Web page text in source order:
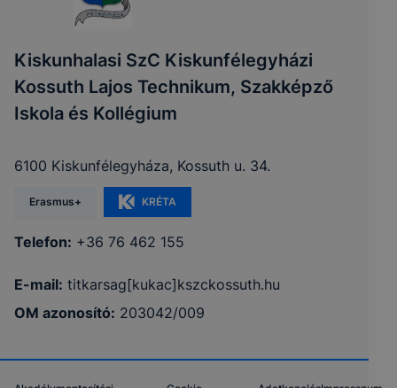
Kiskunhalasi SzC Kiskunfélegyházi
Kossuth Lajos Technikum, Szakképző
Iskola és Kollégium
6100 Kiskunfélegyháza, Kossuth u. 34.
Erasmus+ KRÉTA
Telefon: +36 76 462 155
E-mail: titkarsag[kukac]kszckossuth.hu
OM azonosító: 203042/009